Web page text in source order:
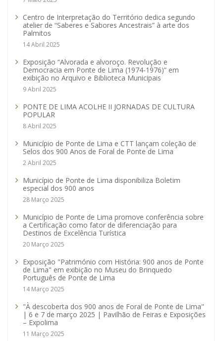
Centro de Interpretação do Território dedica segundo
atelier de “Saberes e Sabores Ancestrais” à arte dos
Palmitos
14 Abril 2025
Exposição “Alvorada e alvoroço. Revolução e
Democracia em Ponte de Lima (1974-1976)” em
exibição no Arquivo e Biblioteca Municipais
9 Abril 2025
PONTE DE LIMA ACOLHE II JORNADAS DE CULTURA
POPULAR
8 Abril 2025
Município de Ponte de Lima e CTT lançam coleção de
Selos dos 900 Anos de Foral de Ponte de Lima
2 Abril 2025
Município de Ponte de Lima disponibiliza Boletim
especial dos 900 anos
28 Março 2025
Município de Ponte de Lima promove conferência sobre
a Certificação como fator de diferenciação para
Destinos de Excelência Turística
20 Março 2025
Exposição "Património com História: 900 anos de Ponte
de Lima" em exibição no Museu do Brinquedo
Português de Ponte de Lima
14 Março 2025
"À descoberta dos 900 anos de Foral de Ponte de Lima"
| 6 e 7 de março 2025 | Pavilhão de Feiras e Exposições
– Expolima
11 Março 2025